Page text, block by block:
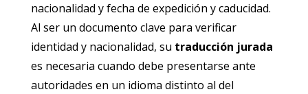
nacionalidad y fecha de expedición y caducidad.
Al ser un documento clave para verificar
identidad y nacionalidad, su traducción jurada
es necesaria cuando debe presentarse ante
autoridades en un idioma distinto al del